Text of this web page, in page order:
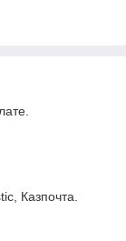
Казпочта.